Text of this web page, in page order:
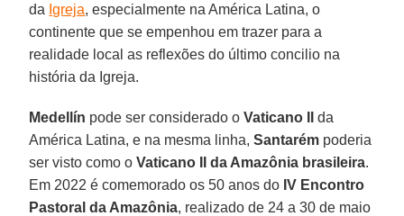
da Igreja, especialmente na América Latina, o
continente que se empenhou em trazer para a
realidade local as reflexões do último concilio na
história da Igreja.
Medellín pode ser considerado oVaticano II
da
América Latina, e na mesma linha,Santarém poderia
ser visto como oVaticano II da Amazônia brasileira.
Em 2022 é comemorado os 50 anos do IV Encontro
Pastoral da Amazônia, realizado de 24 a 30 de maio